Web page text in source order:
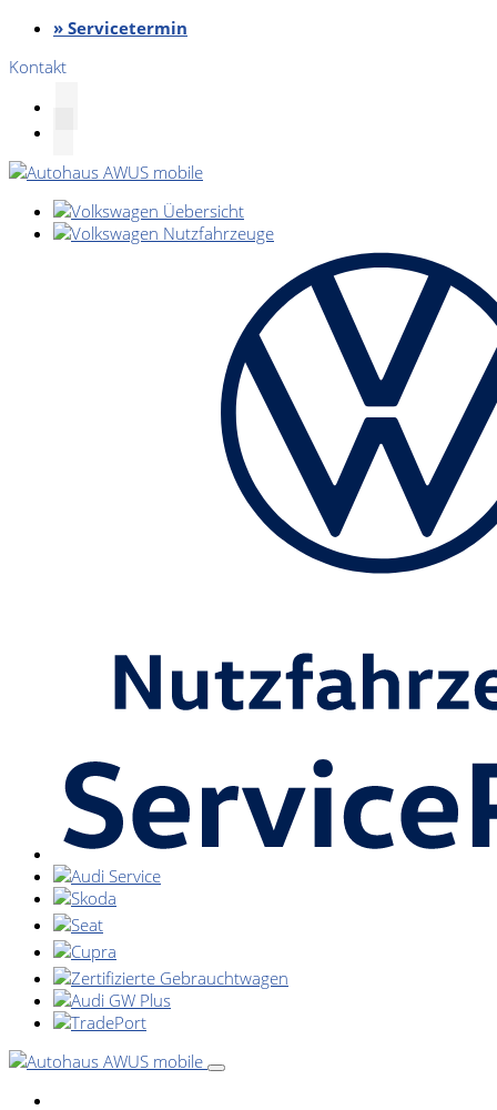
» Servicetermin
Kontakt